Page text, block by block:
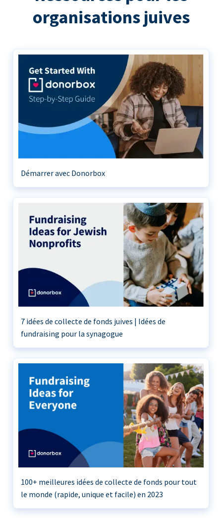
organisations juives
Démarrer avec Donorbox
7 idées de collecte de fonds juives | Idées de
fundraising pour la synagogue
100+ meilleures idées de collecte de fonds pour tout
le monde (rapide, unique et facile) en 2023